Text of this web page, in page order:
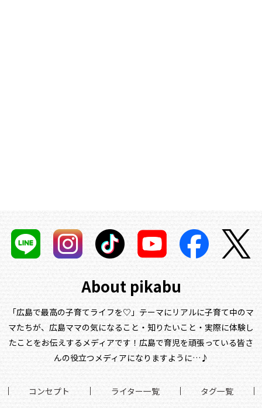
About pikabu
「広島で最高の子育てライフを♡」テーマにリアルに子育て中のマ
マたちが、 広島ママの気になること・知りたいこと・実際に体験し
たことをお伝えするメディアです！ 広島で育児を頑張っている皆さ
んの役立つメディアになりますように…♪
コンセプト ライター一覧 タグ一覧